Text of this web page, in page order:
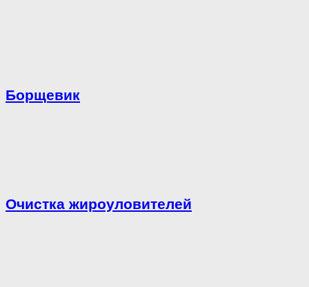
Борщевик
Очистка жироуловителей